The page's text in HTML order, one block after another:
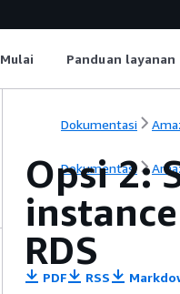
Mulai Panduan layanan
Dokumentasi
Dokumentasi
Opsi 2:
RDS
PDF RSS